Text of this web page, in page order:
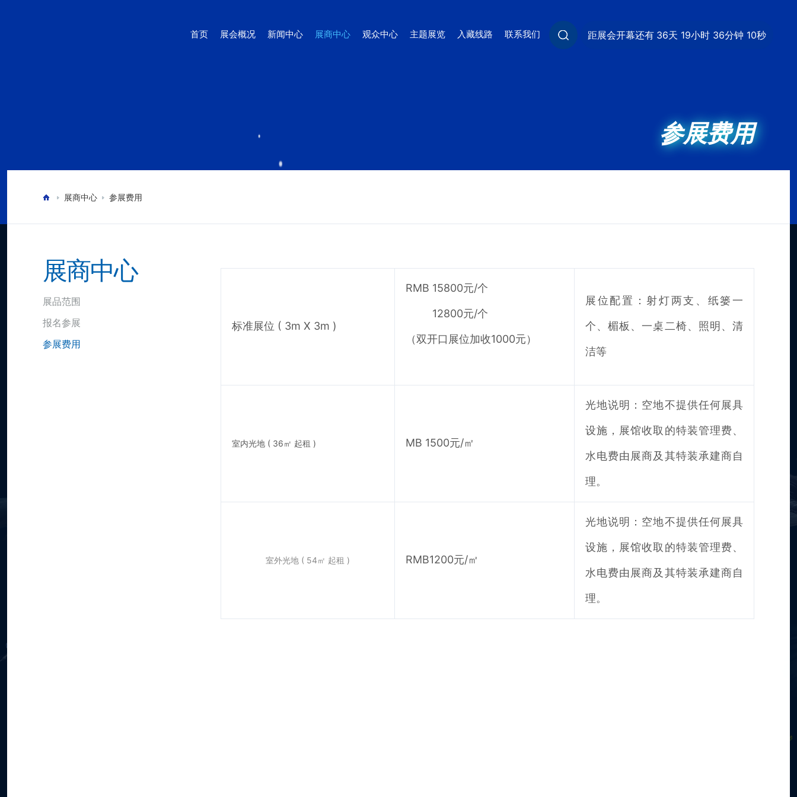
首页 展会概况 新闻中心 展商中心 观众中心 主题展览 入藏线路 联系我们 距展会开幕还有 36天 19小时 36分钟 9秒
参展费用
展商中心 参展费用
展商中心
展品范围
报名参展
参展费用
标准展位 ( 3m X 3m )
RMB 15800元/个
12800元/个
（双开口展位加收1000元）
展位配置：射灯两支、纸篓一
个、楣板、一桌二椅、照明、清
洁等
室内光地 ( 36㎡ 起租 ) MB 1500元/㎡
光地说明：空地不提供任何展具
设施，展馆收取的特装管理费、
水电费由展商及其特装承建商自
理。
室外光地 ( 54㎡ 起租 ) RMB1200元/㎡
光地说明：空地不提供任何展具
设施，展馆收取的特装管理费、
水电费由展商及其特装承建商自
理。